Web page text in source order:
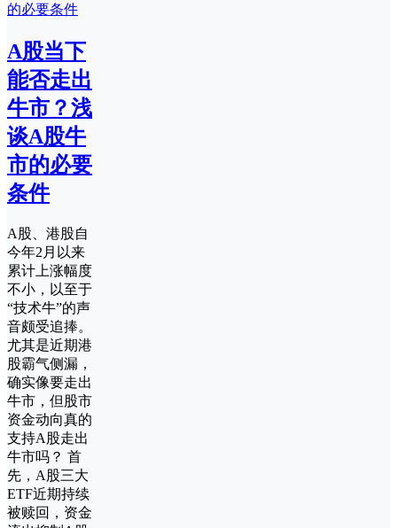
A股当下
能否走出
牛市？浅
谈A股牛
市的必要
条件
A股、港股自
今年2月以来
累计上涨幅度
不小，以至于
“技术牛”的声
音颇受追捧。
尤其是近期港
股霸气侧漏，
确实像要走出
牛市，但股市
资金动向真的
支持A股走出
牛市吗？ 首
先，A股三大
ETF近期持续
被赎回，资金